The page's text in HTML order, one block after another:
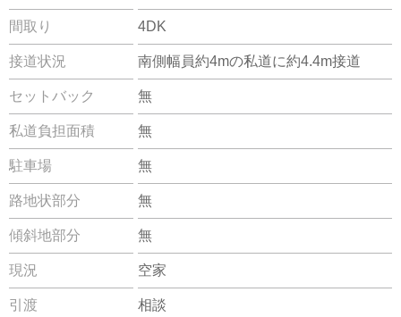
間取り 4DK
接道状況 南側幅員約4mの私道に約4.4m接道
セットバック 無
私道負担面積 無
駐車場 無
路地状部分 無
傾斜地部分 無
現況 空家
引渡 相談